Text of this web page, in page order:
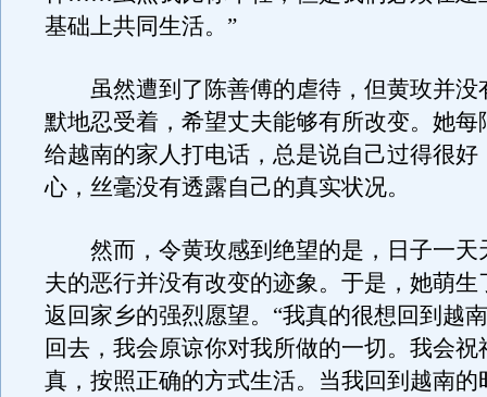
基础上共同生活。”
虽然遭到了陈善傅的虐待，但黄玫并没
默地忍受着，希望丈夫能够有所改变。她每
给越南的家人打电话，总是说自己过得很好
心，丝毫没有透露自己的真实状况。
然而，令黄玫感到绝望的是，日子一天
夫的恶行并没有改变的迹象。于是，她萌生
返回家乡的强烈愿望。“我真的很想回到越
回去，我会原谅你对我所做的一切。我会祝
真，按照正确的方式生活。当我回到越南的